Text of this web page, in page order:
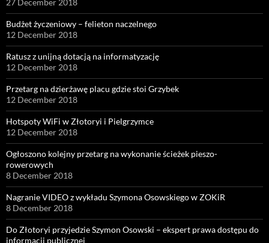
27 December 2018
Budżet życzeniowy – felieton naczelnego
12 December 2018
Ratusz z unijną dotacją na informatyzację
12 December 2018
Przetarg na dzierżawę placu gdzie stoi Grzybek
12 December 2018
Hotspoty WiFi w Złotoryi i Pielgrzymce
12 December 2018
Ogłoszono kolejny przetarg na wykonanie ścieżek pieszo-
rowerowych
8 December 2018
Nagranie VIDEO z wykładu Szymona Osowskiego w ZOKiR
8 December 2018
Do Złotoryi przyjedzie Szymon Osowski – ekspert prawa dostępu do
informacji publicznej